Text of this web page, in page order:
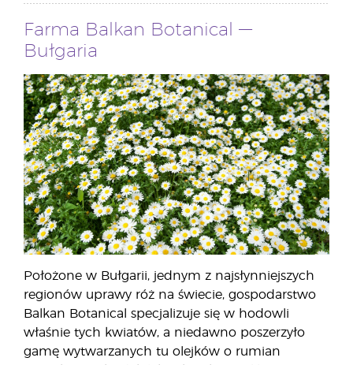
Farma Balkan Botanical —
Bułgaria
Położone w Bułgarii, jednym z najsłynniejszych
regionów uprawy róż na świecie, gospodarstwo
Balkan Botanical specjalizuje się w hodowli
właśnie tych kwiatów, a niedawno poszerzyło
gamę wytwarzanych tu olejków o rumian